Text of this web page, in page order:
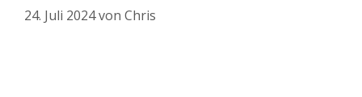
24. Juli 2024von Chris